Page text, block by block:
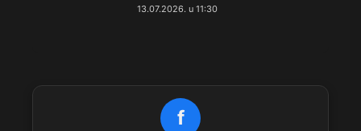
13.07.2026. u 11:30
f